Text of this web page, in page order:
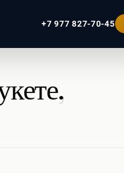
+7 977 827-70-45